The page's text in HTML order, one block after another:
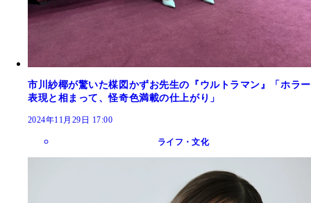
市川紗椰が驚いた楳図かずお先生の『ウルトラマン』「ホラー
表現と相まって、怪奇色満載の仕上がり」
2024年11月29日 17:00
ライフ・文化